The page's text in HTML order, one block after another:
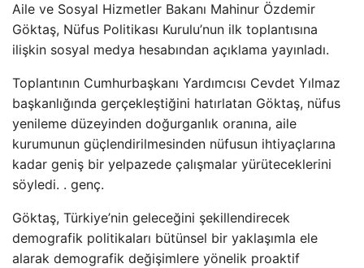
Aile ve Sosyal Hizmetler Bakanı Mahinur Özdemir
Göktaş, Nüfus Politikası Kurulu’nun ilk toplantısına
ilişkin sosyal medya hesabından açıklama yayınladı.
Toplantının Cumhurbaşkanı Yardımcısı Cevdet Yılmaz
başkanlığında gerçekleştiğini hatırlatan Göktaş, nüfus
yenileme düzeyinden doğurganlık oranına, aile
kurumunun güçlendirilmesinden nüfusun ihtiyaçlarına
kadar geniş bir yelpazede çalışmalar yürüteceklerini
söyledi. . genç.
Göktaş, Türkiye’nin geleceğini şekillendirecek
demografik politikaları bütünsel bir yaklaşımla ele
alarak demografik değişimlere yönelik proaktif